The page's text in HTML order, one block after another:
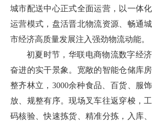
城市配送中心正式全面运营，以一体
运营模式，盘活晋北物流资源、畅通
市经济高质量发展注入强劲物流动能。
初夏时节，华联电商物流数字经
奋进的实干景象。宽敞的智能仓储库
整齐林立，3000余种食品、百货、服
放、规整有序。现场叉车往返穿梭，
码核验、快速拣货、精准分拣，入库